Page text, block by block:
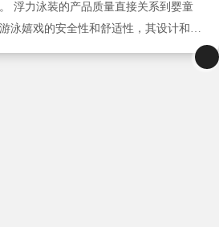
浮力泳装的产品质量直接关系到婴童
泳嬉戏的安全性和舒适性，其设计和普